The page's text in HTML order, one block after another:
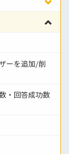
ーを追加/削
・回答成功数